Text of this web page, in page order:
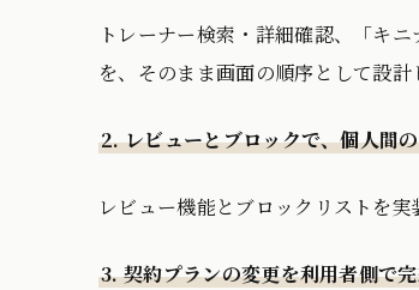
トレーナー検索・詳細確認、「キ
を、そのまま画面の順序として設
2. レビューとブロックで、個人間
レビュー機能とブロックリストを
3. 契約プランの変更を利用者側で